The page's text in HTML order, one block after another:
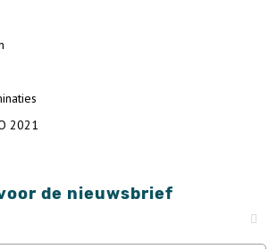
2021
de nieuwsbrief